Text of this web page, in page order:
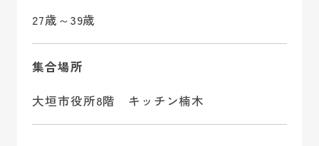
27歳～39歳
集合場所
大垣市役所8階 キッチン楠木